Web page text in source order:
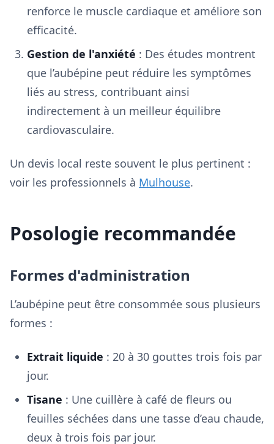
renforce le muscle cardiaque et améliore son
efficacité.
Gestion de l'anxiété : Des études montrent
que l’aubépine peut réduire les symptômes
liés au stress, contribuant ainsi
indirectement à un meilleur équilibre
cardiovasculaire.
Un devis local reste souvent le plus pertinent :
voir les professionnels à Mulhouse.
Posologie recommandée
Formes d'administration
L’aubépine peut être consommée sous plusieurs
formes :
Extrait liquide : 20 à 30 gouttes trois fois par
jour.
Tisane : Une cuillère à café de fleurs ou
feuilles séchées dans une tasse d’eau chaude,
deux à trois fois par jour.